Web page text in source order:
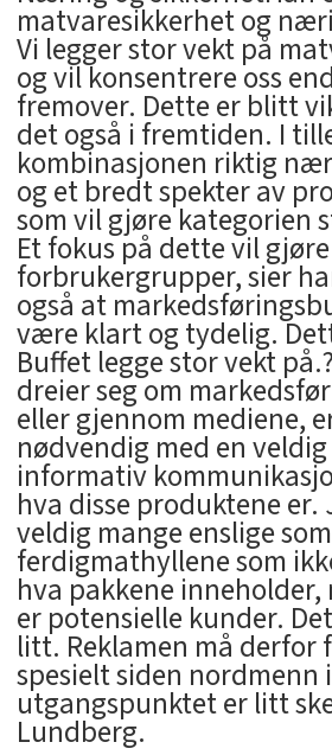
matvaresikkerhet og
Vi legger stor vekt på
og vil konsentrere oss
fremover. Dette er blitt
det også i fremtiden. I
kombinasjonen riktig
og et bredt spekter av
som vil gjøre kategorien
Et fokus på dette vil
forbrukergrupper, sier
også at
være klart og tydelig.
Buffet legge stor vekt
dreier seg om
eller gjennom mediene,
nødvendig med en
informativ
hva disse produktene
veldig mange enslige
ferdigmathyllene som
hva pakkene
er potensielle kunder.
litt. Reklamen må derfor
spesielt siden nordmenn i
utgangspunktet er litt
Lundberg.